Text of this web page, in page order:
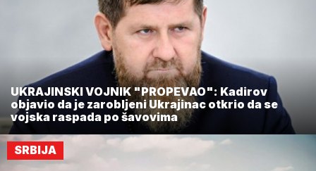
UKRAJINSKI VOJNIK "PROPEVAO": Kadirov
objavio da je zarobljeni Ukrajinac otkrio da se
vojska raspada po šavovima
SRBIJA